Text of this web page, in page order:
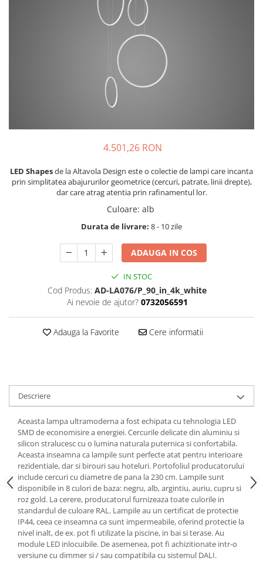
4.501,26 RON
LED Shapesde la Altavola Design este o colectie de lampi care incanta
prin simplitatea abajururilor geometrice (cercuri, patrate, linii drepte),
dar care atrag atentia prin rafinamentul lor.
Culoare: alb
Durata de livrare: 8 - 10 zile
ADAUGA IN COS
IN STOC
Cod Produs: AD-LA076/P_90_in_4k_white
Ai nevoie de ajutor? 0732056591
Adauga la Favorite Cere informatii
Descriere
Aceasta lampa ultramoderna a fost echipata cu tehnologia LED
SMD de economisire a energiei. Cercurile delicate din aluminiu si
silicon stralucesc cu o lumina naturala puternica si confortabila.
Aceasta inseamna ca lampile sunt perfecte atat pentru interioare
rezidentiale, dar si birouri sau hoteluri. Portofoliul producatorului
include cercuri cu diametre de pana la 230 cm. Lampile sunt
disponibile in 8 culori de baza: negru, alb, argintiu, auriu, cupru si
roz gold. La cerere, producatorul furnizeaza toate culorile in
standardul de culoare RAL. Lampile au un certificat de protectie
IP44, ceea ce inseamna ca sunt impermeabile, oferind protectie la
nivel inalt, de ex. pot fi utilizate la piscine, in bai si terase. Au
module LED inlocuibile. De asemenea, pot fi achizitionate intr-o
versiune cu dimmer si / sau compatibila cu sistemul DALI.